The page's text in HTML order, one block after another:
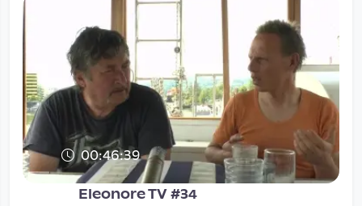
00:46:39
Eleonore TV #34